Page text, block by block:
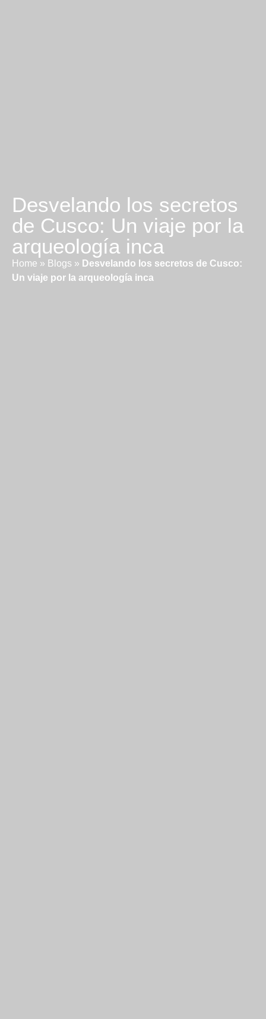
Desvelando los secretos
de Cusco: Un viaje por la
arqueología inca
Home » Blogs » Desvelando los secretos de Cusco:
Un viaje por la arqueología inca